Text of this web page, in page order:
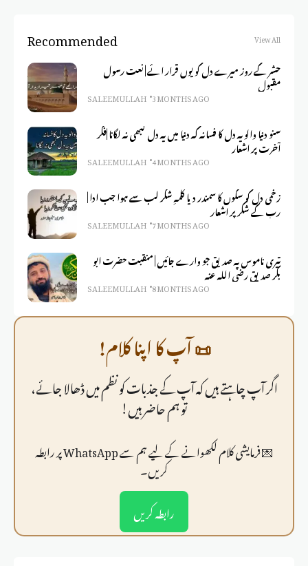
Recommended View All
حشر کے روز میرے دل کو یوں قرار ائے | نعت رسول
مقبول
SALEEM ULLAH 3 MONTHS AGO
سنو دنیا والو یہ دل کا فسانہ کہ دنیا میں یہ دل کبھی نہ لگانا |فکر
آخرت پر اشعار
SALEEM ULLAH 4 MONTHS AGO
زخمی دل کو سکوں کا سمندر دیا کلمہِ شکر لب سے ہوا جب ادا |
رب کے شکر پر اشعار
SALEEM ULLAH 7 MONTHS AGO
تیری ناموس پہ صدیق جو وارے جائیں | منقبت حضرت ابو
بکر صدیق رضی اللہ عنہ
SALEEM ULLAH 8 MONTHS AGO
📜 آپ کا اپنا کلام!
اگر آپ چاہتے ہیں کہ آپ کے جذبات کو نظم میں ڈھالا جائے،
تو ہم حاضر ہیں!
💌 فرمايشی کلام لکھوانے کے لیے ہم سے WhatsApp پر رابطہ
کریں۔
رابطہ کریں